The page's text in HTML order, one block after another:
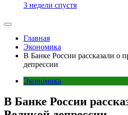
3 недели спустя
Главная
Экономика
В Банке России рассказали о
депрессии
Экономика
В Банке России